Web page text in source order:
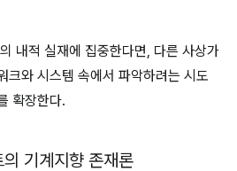
내적 실재에 집중한다면, 다른 사상가
크와 시스템 속에서 파악하려는 시도
확장한다.
기계지향 존재론